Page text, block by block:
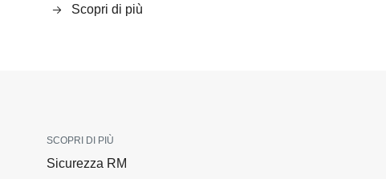
Scopri di più
SCOPRI DI PIÙ
Sicurezza RM